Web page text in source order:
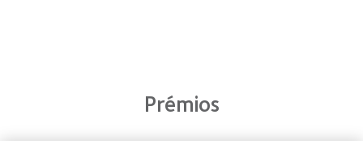
Prémios